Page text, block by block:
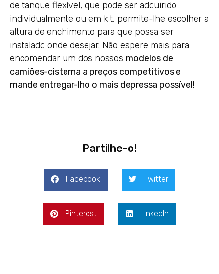
de tanque flexível, que pode ser adquirido
individualmente ou em kit, permite-lhe escolher a
altura de enchimento para que possa ser
instalado onde desejar. Não espere mais para
encomendar um dos nossos modelos de
camiões-cisterna a preços competitivos e
mande entregar-lho o mais depressa possível!
Partilhe-o!
Facebook Twitter
Pinterest LinkedIn